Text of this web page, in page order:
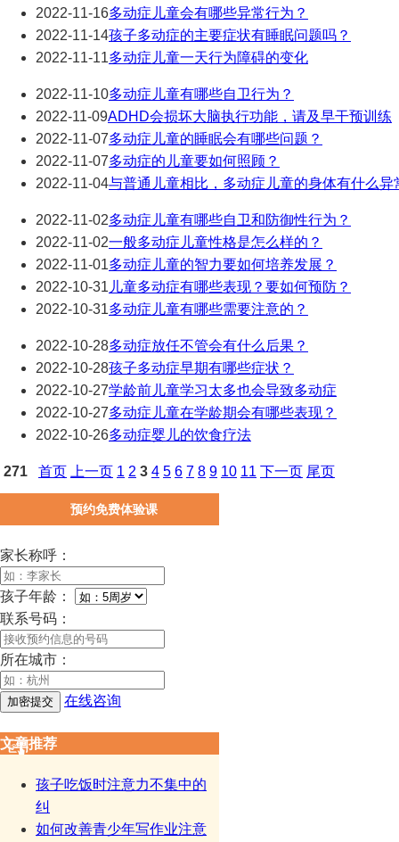
2022-11-16多动症儿童会有哪些异常行为？
2022-11-14孩子多动症的主要症状有睡眠问题吗？
2022-11-11多动症儿童一天行为障碍的变化
2022-11-10多动症儿童有哪些自卫行为？
2022-11-09ADHD会损坏大脑执行功能，请及早干预训练
2022-11-07多动症儿童的睡眠会有哪些问题？
2022-11-07多动症的儿童要如何照顾？
2022-11-04与普通儿童相比，多动症儿童的身体有什么异
2022-11-02多动症儿童有哪些自卫和防御性行为？
2022-11-02一般多动症儿童性格是怎么样的？
2022-11-01多动症儿童的智力要如何培养发展？
2022-10-31 儿童多动症有哪些表现？要如何预防？
2022-10-31多动症儿童有哪些需要注意的？
2022-10-28多动症放任不管会有什么后果？
2022-10-28孩子多动症早期有哪些症状？
2022-10-27学龄前儿童学习太多也会导致多动症
2022-10-27多动症儿童在学龄期会有哪些表现？
2022-10-26多动症婴儿的饮食疗法
271 首页 上一页 1 2 3 4 5 6 7 8 9 10 11 下一页 尾页
预约免费体验课
家长称呼：
孩子年龄：
联系号码：
所在城市：
在线咨询
文章推荐
孩子吃饭时注意力不集中的
纠
如何改善青少年写作业注意